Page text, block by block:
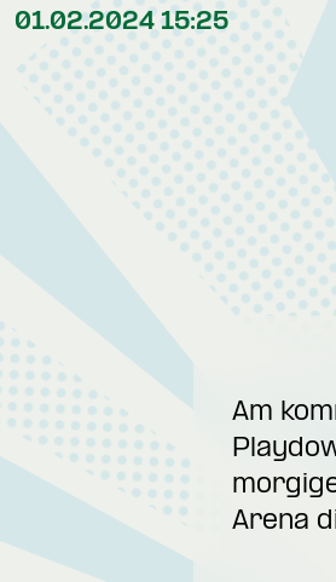
01.02.2024 15:25
Am
Arena